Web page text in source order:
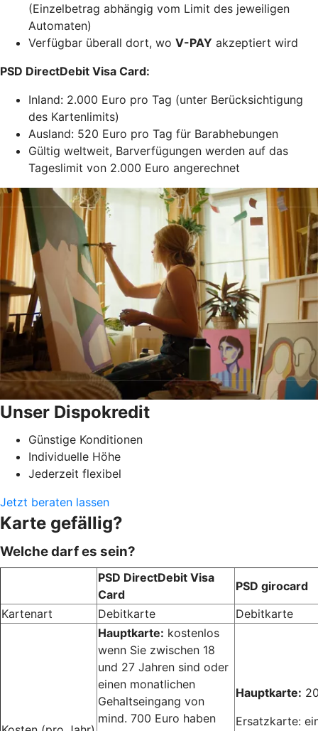
(Einzelbetrag abhängig vom Limit des jeweiligen
Automaten)
Verfügbar überall dort, wo V-PAY akzeptiert wird
PSD DirectDebit Visa Card:
Inland: 2.000 Euro pro Tag (unter Berücksichtigung
des Kartenlimits)
Ausland: 520 Euro pro Tag für Barabhebungen
Gültig weltweit, Barverfügungen werden auf das
Tageslimit von 2.000 Euro angerechnet
Unser Dispokredit
Günstige Konditionen
Individuelle Höhe
Jederzeit flexibel
Jetzt beraten lassen
Karte gefällig?
Welche darf es sein?
PSD DirectDebit Visa
Card
PSD girocard
Kartenart
Debitkarte Debitkarte
Hauptkarte: kostenlos
wenn Sie zwischen 18
und 27 Jahren sind oder
einen monatlichen
Gehaltseingang von
mind. 700 Euro haben
Hauptkarte:
Ersatzkarte: